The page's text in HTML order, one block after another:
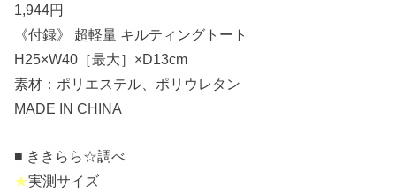
1,944円
《付録》 超軽量 キルティングトート
H25×W40［最大］×D13cm
素材：ポリエステル、ポリウレタン
MADE IN CHINA
■ ききらら☆調べ
★実測サイズ